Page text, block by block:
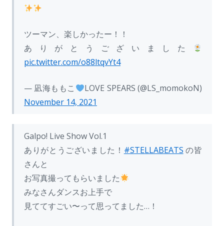
ツーマン、楽しかったー！！
ありがとうございました
pic.twitter.com/o88ltqvYt4
— 凪海ももこ
LOVE SPEARS (@LS_momokoN)
November 14, 2021
Galpo! Live Show Vol.1
ありがとうございました！ #STELLABEATS の皆
さんと
お写真撮ってもらいました
みなさんダンスお上手で
見ててすごい〜って思ってました…！